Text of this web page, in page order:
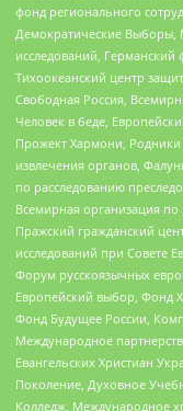
фонд регионального
Демократические Выборы,
исследований,
Тихоокеанский центр
Свободная Россия,
Человек в беде,
Прожект Хармони, Родники
извлечения органов,
по расследованию
Всемирная организация
Пражский гражданский
исследований при Совете
Форум русскоязычных
Европейский выбор, Фонд
Фонд Будущее России,
Международное
Евангельских Христиан
Поколение, Духовное
Колледж, Международное